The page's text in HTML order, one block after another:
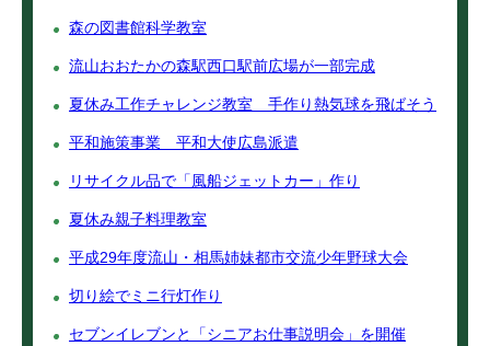
森の図書館科学教室
流山おおたかの森駅西口駅前広場が一部完成
夏休み工作チャレンジ教室 手作り熱気球を飛ばそう
平和施策事業 平和大使広島派遣
リサイクル品で「風船ジェットカー」作り
夏休み親子料理教室
平成29年度流山・相馬姉妹都市交流少年野球大会
切り絵でミニ行灯作り
セブンイレブンと「シニアお仕事説明会」を開催